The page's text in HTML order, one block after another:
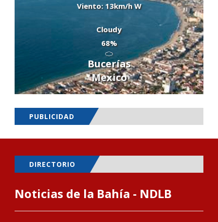
Viento: 13km/h W
Cloudy
68%
Bucerías
Mexico
PUBLICIDAD
DIRECTORIO
Noticias de la Bahía - NDLB